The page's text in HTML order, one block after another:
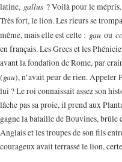
latine, gallus ? Voilà pour le
Très fort, le lion. Les rieurs se
même, mais elle est celte : gau ou
en français. Les Grecs et les
avant la fondation de Rome, par
(gau), n’avait peur de rien. Appeler
lui ? Le roi connaissait assez son
lâche pas sa proie, il prend aux
gagne la bataille de Bouvines, brûle
Anglais et les troupes de son fils
courageux avait terrassé le lion,